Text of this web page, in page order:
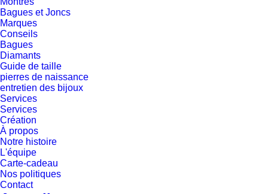
Bagues et Joncs
Marques
Conseils
Bagues
Diamants
Guide de taille
pierres de naissance
entretien des bijoux
Services
Services
Création
À propos
Notre histoire
L'équipe
Carte-cadeau
Nos politiques
Contact